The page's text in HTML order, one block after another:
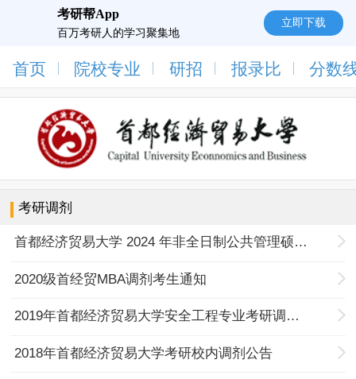
考研帮App
百万考研人的学习聚集地
立即下载
首页 院校专业 研招 报录比 分数
考研调剂
首都经济贸易大学 2024 年非全日制公共管理硕士（MPA）
2020级首经贸MBA调剂考生通知
2019年首都经济贸易大学安全工程专业考研调剂信息
2018年首都经济贸易大学考研校内调剂公告